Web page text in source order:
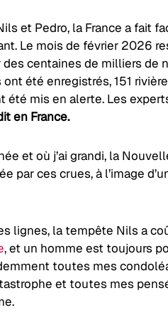
et Pedro, la France a fait
Le mois de février 2026
centaines de milliers de
été enregistrés, 151
été mis en alerte. Les
en France.
et où j’ai grandi, la
par ces crues, à l’image
lignes, la tempête Nils a
, et un homme est toujours
toutes mes
et toutes mes